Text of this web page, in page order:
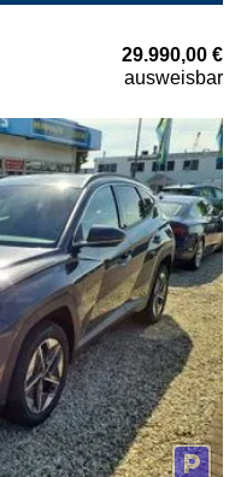
29.990,00 €
ausweisbar